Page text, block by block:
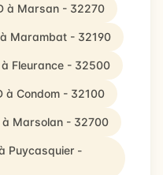
à Marsan - 32270
Marambat - 32190
Fleurance - 32500
à Condom - 32100
à Marsolan - 32700
Puycasquier -